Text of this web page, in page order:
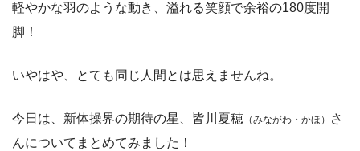
軽やかな羽のような動き、溢れる笑顔で余裕の180度開
脚！
いやはや、とても同じ人間とは思えませんね。
今日は、新体操界の期待の星、皆川夏穂 （みながわ・かほ）
さ
んについてまとめてみました！